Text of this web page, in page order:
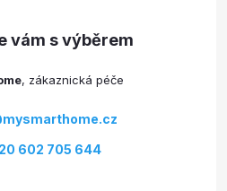
mysmarthome.cz
602 705 644